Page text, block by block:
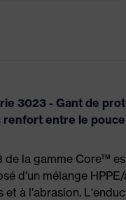
3023 - Gant de
entre le
la gamme Core™
d'un mélange
et à l'abrasion.